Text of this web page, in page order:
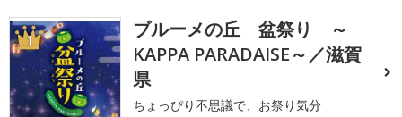
1
ブルーメの丘 盆祭り ～
KAPPA PARADAISE～／滋賀
県
ちょっぴり不思議で、お祭り気分